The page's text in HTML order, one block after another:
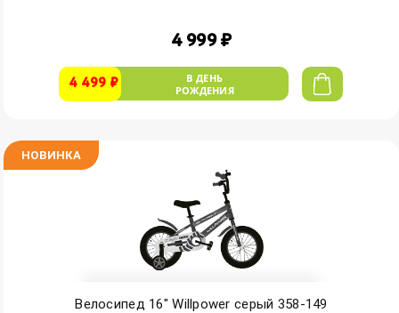
4 999 ₽
4 499 ₽
В ДЕНЬ
РОЖДЕНИЯ
НОВИНКА
Велосипед 16" Willpower серый 358-149